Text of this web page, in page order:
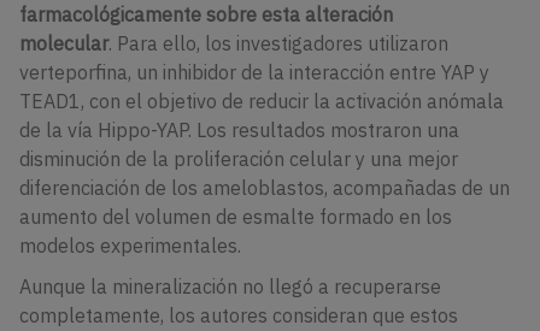
farmacológicamente sobre esta alteración
molecular. Para ello, los investigadores utilizaron
verteporfina, un inhibidor de la interacción entre YAP y
TEAD1, con el objetivo de reducir la activación anómala
de la vía Hippo-YAP. Los resultados mostraron una
disminución de la proliferación celular y una mejor
diferenciación de los ameloblastos, acompañadas de un
aumento del volumen de esmalte formado en los
modelos experimentales.
Aunque la mineralización no llegó a recuperarse
completamente, los autores consideran que estos